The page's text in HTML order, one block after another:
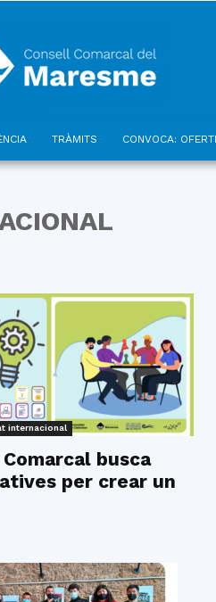
Comarcal
TRÀMITS CONVOCA:
internacional
busca
per crear un